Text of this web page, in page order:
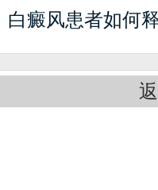
白癜风患者如何